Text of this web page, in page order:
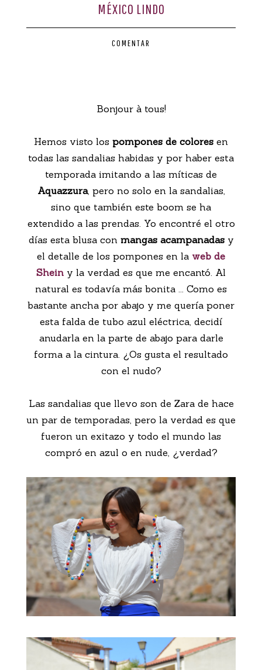
MÉXICO LINDO
COMENTAR
Bonjour à tous!
Hemos visto los pompones de colores en
todas las sandalias habidas y por haber esta
temporada imitando a las míticas de
Aquazzura, pero no solo en la sandalias,
sino que también este boom se ha
extendido a las prendas. Yo encontré el otro
días esta blusa con mangas acampanadasy
el detalle de los pompones en la web de
Shein y la verdad es que me encantó. Al
natural es todavía más bonita ... Como es
bastante ancha por abajo y me quería poner
esta falda de tubo azul eléctrica, decidí
anudarla en la parte de abajo para darle
forma a la cintura. ¿Os gusta el resultado
con el nudo?
Las sandalias que llevo son de Zara de hace
un par de temporadas, pero la verdad es que
fueron un exitazo y todo el mundo las
compró en azul o en nude, ¿verdad?